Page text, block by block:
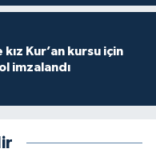
kız Kur’an kursu için
imzalandı